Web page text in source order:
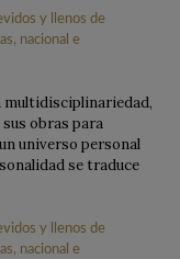
multidisciplinariedad,
obras para
universo personal
se traduce